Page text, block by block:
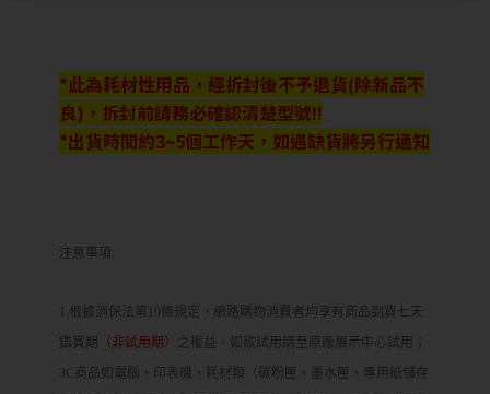
*此為耗材性用品，經拆封後不予退貨(除新品不
良)，拆封前請務必確認清楚型號!!
*出貨時間約3~5個工作天，如遇缺貨將另行通知
注意事項:
1.根據消保法第19條規定，網路購物消費者均享有商品到貨七天
鑑賞期
（非試用期） 之權益。如欲試用請至原廠展示中心試用；
3C商品如電腦、印表機、耗材類（碳粉匣、墨水匣、專用紙儲存